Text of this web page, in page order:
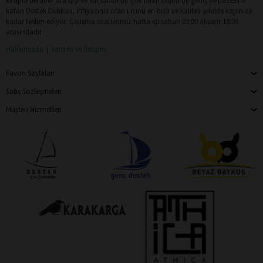
katan Destek Dükkan, ihtiyacınız olan ürünü en hızlı ve kaliteli şekilde kapınıza
kadar teslim ediyor. Çalışma saatlerimiz hafta içi sabah 09:00 akşam 18:00
arasındadır.
Favori Sayfaları
Satış Sözleşmeleri
Müşteri Hizmetleri